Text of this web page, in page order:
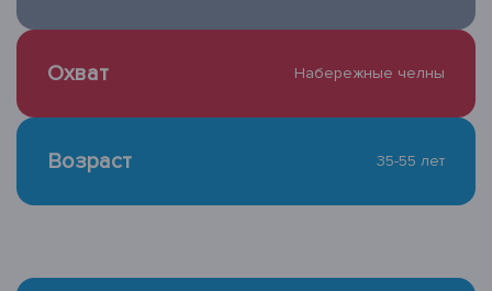
Охват Набережные челны
Возраст 35-55 лет